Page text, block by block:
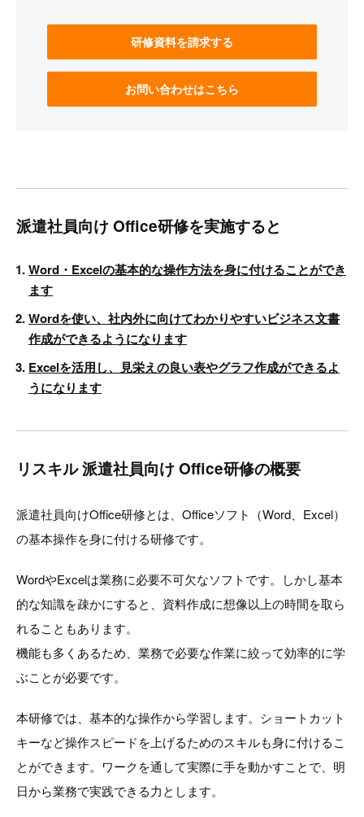
研修資料を請求する
お問い合わせはこちら
派遣社員向け Office研修を実施すると
Word・Excelの基本的な操作方法を身に付けることができ
ます
Wordを使い、社内外に向けてわかりやすいビジネス文書
作成ができるようになります
Excelを活用し、見栄えの良い表やグラフ作成ができるよ
うになります
リスキル 派遣社員向け Office研修の概要
派遣社員向けOffice研修とは、Officeソフト（Word、Excel）
の基本操作を身に付ける研修です。
WordやExcelは業務に必要不可欠なソフトです。しかし基本
的な知識を疎かにすると、資料作成に想像以上の時間を取ら
れることもあります。
機能も多くあるため、業務で必要な作業に絞って効率的に学
ぶことが必要です。
本研修では、基本的な操作から学習します。ショートカット
キーなど操作スピードを上げるためのスキルも身に付けるこ
とができます。ワークを通して実際に手を動かすことで、明
日から業務で実践できる力とします。